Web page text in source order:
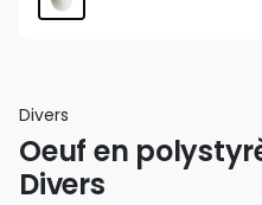
Divers
Oeuf en
Divers